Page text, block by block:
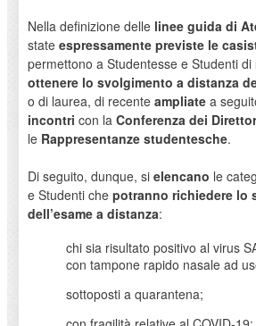
Nella definizione delle linee guida di
state espressamente previste le
permettono a Studentesse e Studenti di
ottenere lo svolgimento a distanza
o di laurea, di recente ampliatea
incontri con la Conferenza dei
le Rappresentanze studentesche.
Di seguito, dunque, si elencano le
e Studenti che potranno richiedere lo
dell’esame a distanza:
chi sia risultato positivo al virus
con tampone rapido nasale ad
sottoposti a quarantena;